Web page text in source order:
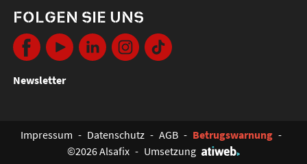
FOLGEN SIE UNS
Newsletter
Impressum - Datenschutz - AGB - Betrugswarnung -
©2026 Alsafix - Umsetzung